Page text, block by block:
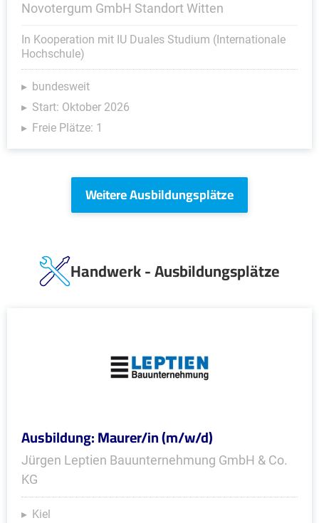
Novotergum GmbH Standort Witten
In Kooperation mit IU Duales Studium (Internationale
Hochschule)
bundesweit
Start: Oktober 2026
Freie Plätze: 1
Weitere Ausbildungsplätze
Handwerk - Ausbildungsplätze
Ausbildung: Maurer/in (m/w/d)
Jürgen Leptien Bauunternehmung GmbH & Co.
KG
Kiel